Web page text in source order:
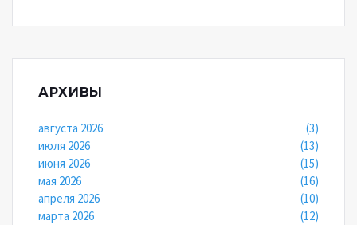
АРХИВЫ
августа 2026
(3)
июля 2026
(13)
июня 2026
(15)
мая 2026
(16)
апреля 2026
(10)
марта 2026
(12)